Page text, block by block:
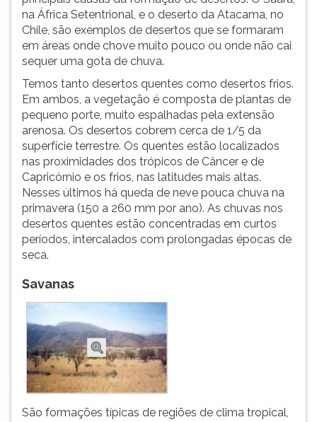
na África Setentrional, e o deserto da Atacama, no
Chile, são exemplos de desertos que se formaram
em áreas onde chove muito pouco ou onde não cai
sequer uma gota de chuva.
Temos tanto desertos quentes como desertos frios.
Em ambos, a vegetação é composta de plantas de
pequeno porte, muito espalhadas pela extensão
arenosa. Os desertos cobrem cerca de 1/5 da
superfície terrestre. Os quentes estão localizados
nas proximidades dos trópicos de Câncer e de
Capricórnio e os frios, nas latitudes mais altas.
Nesses últimos há queda de neve pouca chuva na
primavera (150 a 260 mm por ano). As chuvas nos
desertos quentes estão concentradas em curtos
períodos, intercalados com prolongadas épocas de
seca.
Savanas
São formações típicas de regiões de clima tropical,